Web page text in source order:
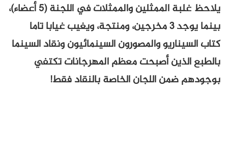
يلاحظ غلبة الممثلين والممثلات في اللجنة (5 أعضاء)،
بينما يوجد 3 مخرجين، ومنتجة، ويغيب غيابا تاما
كتاب السيناريو والمصورون السينمائيون ونقاد السينما
بالطبع الذين أصبحت معظم المهرجانات تكتفي
بوجودهم ضمن اللجان الخاصة بالنقاد فقط!